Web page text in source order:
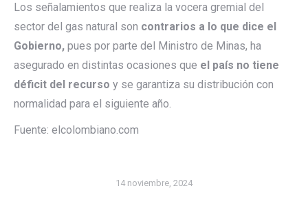
Los señalamientos que realiza la vocera gremial del
sector del gas natural son contrarios a lo que dice el
Gobierno, pues por parte del Ministro de Minas, ha
asegurado en distintas ocasiones que el país no tiene
déficit del recurso y se garantiza su distribución con
normalidad para el siguiente año.
Fuente: elcolombiano.com
14 noviembre, 2024